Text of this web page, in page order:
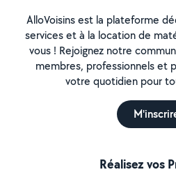
AlloVoisins est la plateforme
services et à la location de
vous ! Rejoignez notre
membres, professionnels et
votre quotidien pour
Réalisez vos